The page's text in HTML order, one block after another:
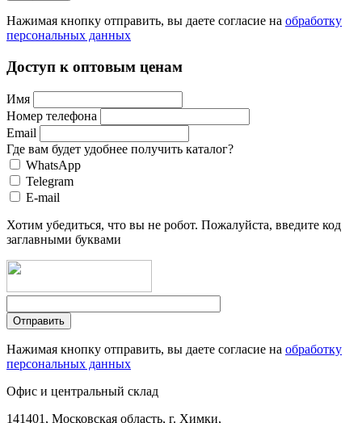
Нажимая кнопку отправить, вы даете согласие на обработку
персональных данных
Доступ к оптовым ценам
Имя
Номер телефона
Email
Где вам будет удобнее получить каталог?
WhatsApp
Telegram
E-mail
Хотим убедиться, что вы не робот. Пожалуйста, введите код
заглавными буквами
Нажимая кнопку отправить, вы даете согласие на обработку
персональных данных
Офис и центральный склад
141401, Московская область, г. Химки,